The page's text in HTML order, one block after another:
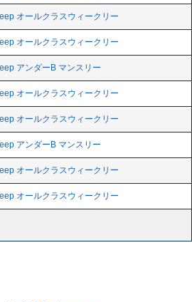
オールクラスウィークリー
オールクラスウィークリー
アンダーB マンスリー
オールクラスウィークリー
オールクラスウィークリー
アンダーB マンスリー
オールクラスウィークリー
オールクラスウィークリー